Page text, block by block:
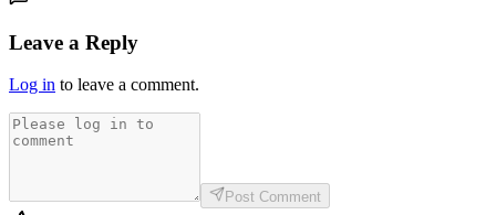
Leave a Reply
Log in to leave a comment.
Post Comment